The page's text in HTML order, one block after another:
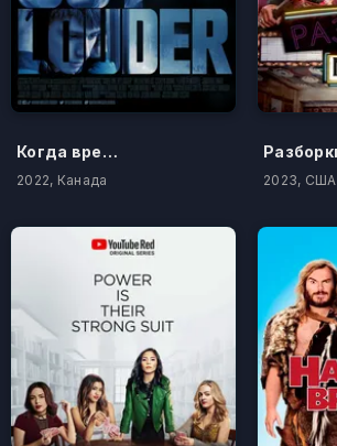
Когда время стало громче
2022, Канада 2023, США